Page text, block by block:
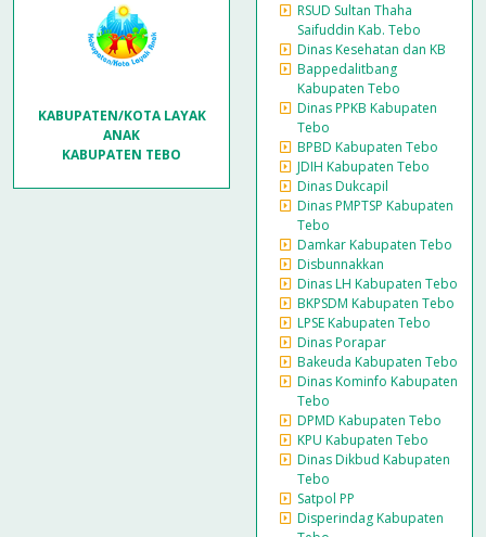
KABUPATEN/KOTA LAYAK
ANAK
KABUPATEN TEBO
RSUD Sultan Thaha
Saifuddin Kab. Tebo
Dinas Kesehatan dan KB
Bappedalitbang
Kabupaten Tebo
Dinas PPKB Kabupaten
Tebo
BPBD Kabupaten Tebo
JDIH Kabupaten Tebo
Dinas Dukcapil
Dinas PMPTSP Kabupaten
Tebo
Damkar Kabupaten Tebo
Disbunnakkan
Dinas LH Kabupaten Tebo
BKPSDM Kabupaten Tebo
LPSE Kabupaten Tebo
Dinas Porapar
Bakeuda Kabupaten Tebo
Dinas Kominfo Kabupaten
Tebo
DPMD Kabupaten Tebo
KPU Kabupaten Tebo
Dinas Dikbud Kabupaten
Tebo
Satpol PP
Disperindag Kabupaten